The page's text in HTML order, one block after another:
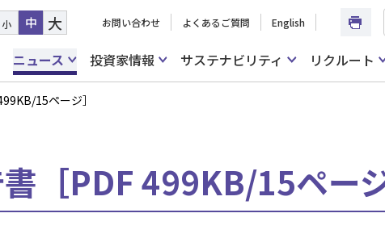
小 中 大 お問い合わせ よくあるご質問 English
ニュース 投資家情報 サステナビリティ リクルート
15ページ］
［PDF 499KB/15ページ